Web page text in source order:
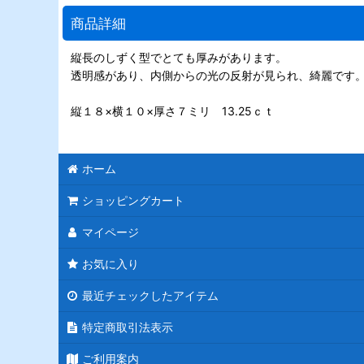
商品詳細
縦長のしずく型でとても厚みがあります。
透明感があり、内側からの光の反射が見られ、綺麗です
縦１８×横１０×厚さ７ミリ 13.25ｃｔ
ホーム
ショッピングカート
マイページ
お気に入り
最近チェックしたアイテム
特定商取引法表示
ご利用案内